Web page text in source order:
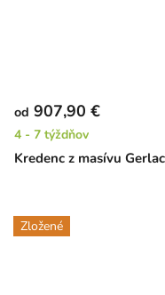
Kredenc z masívu
od 907,90 €
4 - 7 týždňov
Zložené